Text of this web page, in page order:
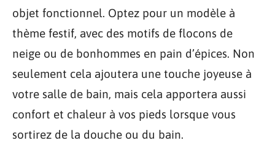
objet fonctionnel. Optez pour un modèle à
thème festif, avec des motifs de flocons de
neige ou de bonhommes en pain d’épices. Non
seulement cela ajoutera une touche joyeuse à
votre salle de bain, mais cela apportera aussi
confort et chaleur à vos pieds lorsque vous
sortirez de la douche ou du bain.